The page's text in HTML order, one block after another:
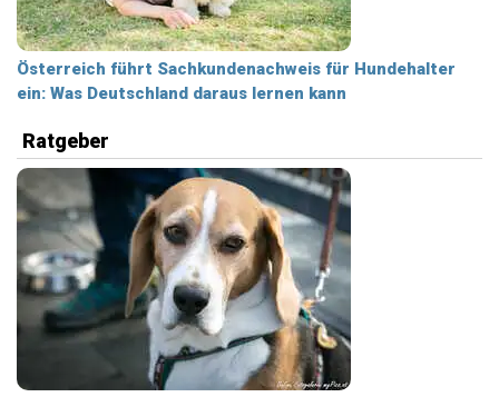
Österreich führt Sachkundenachweis für Hundehalter
ein: Was Deutschland daraus lernen kann
Ratgeber